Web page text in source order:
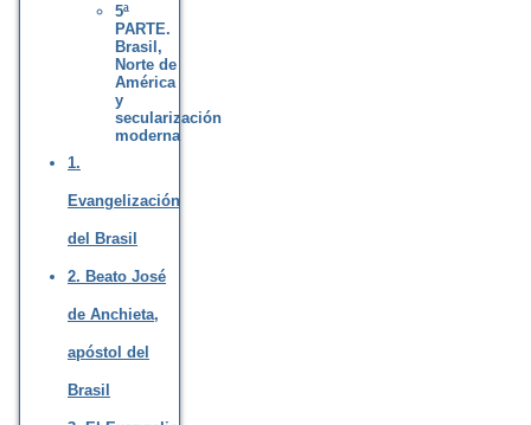
5ª
PARTE.
Brasil,
Norte de
América
y
secularización
moderna
1.
Evangelización
del Brasil
2. Beato José
de Anchieta,
apóstol del
Brasil